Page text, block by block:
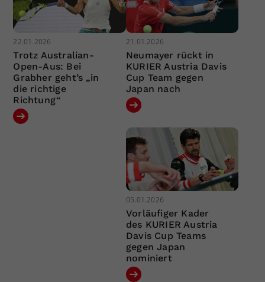
22.01.2026
Trotz Australian-
Open-Aus: Bei
Grabher geht’s „in
die richtige
Richtung“
21.01.2026
Neumayer rückt in
KURIER Austria Davis
Cup Team gegen
Japan nach
05.01.2026
Vorläufiger Kader
des KURIER Austria
Davis Cup Teams
gegen Japan
nominiert